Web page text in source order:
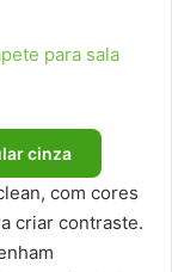
cinza
com cores
criar contraste.